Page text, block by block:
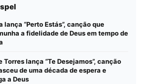
lança “Perto Estás”, canção que
a fidelidade de Deus em tempo de
Torres lança “Te Desejamos”, canção
de uma década de espera e
a Deus